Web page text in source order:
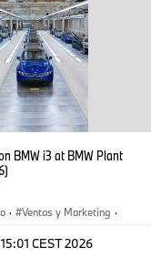
BMW i3 at BMW Plant
· Ventas y Marketing ·
CEST 2026